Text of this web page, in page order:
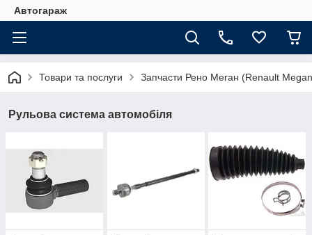
Автогараж
Товари та послуги Запчасти Рено Меган (Renault
Рульова система автомобіля